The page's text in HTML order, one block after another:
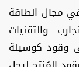
مجال الطاقة
والتقنيات
وقود كوسيلة